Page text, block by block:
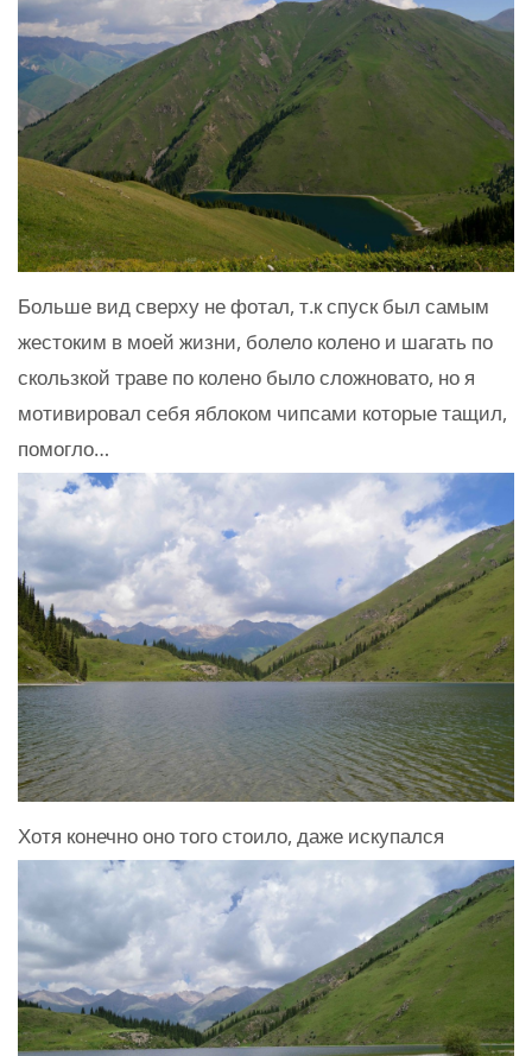
Больше вид сверху не фотал, т.к спуск был самым
жестоким в моей жизни, болело колено и шагать по
скользкой траве по колено было сложновато, но я
мотивировал себя яблоком чипсами которые тащил,
помогло…
Хотя конечно оно того стоило, даже искупался